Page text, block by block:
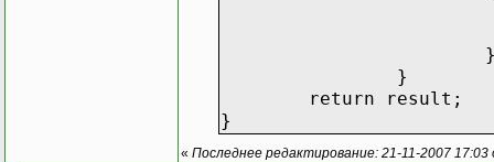
}
return result;
}
« Последнее редактирование: 21-11-2007 17:03